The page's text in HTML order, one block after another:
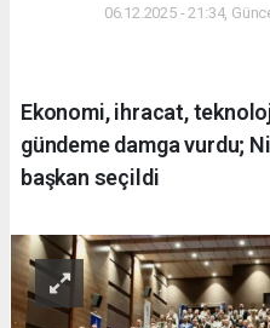
06.12.2025 - 21:34,
Ekonomi, ihracat,
gündeme damga vurdu;
başkan seçildi